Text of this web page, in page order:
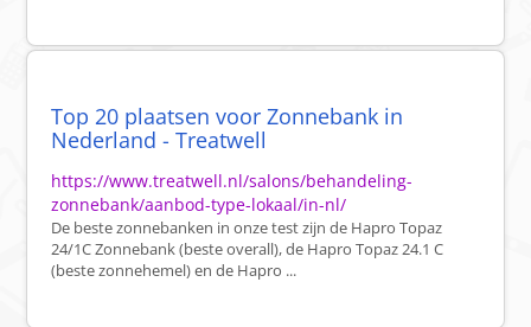
Top 20 plaatsen voor Zonnebank in
Nederland - Treatwell
https://www.treatwell.nl/salons/behandeling-
zonnebank/aanbod-type-lokaal/in-nl/
De beste zonnebanken in onze test zijn de Hapro Topaz
24/1C Zonnebank (beste overall), de Hapro Topaz 24.1 C
(beste zonnehemel) en de Hapro ...